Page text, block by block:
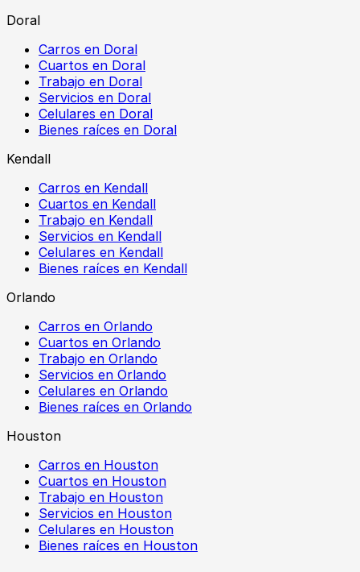
Doral
Carros en Doral
Cuartos en Doral
Trabajo en Doral
Servicios en Doral
Celulares en Doral
Bienes raíces en Doral
Kendall
Carros en Kendall
Cuartos en Kendall
Trabajo en Kendall
Servicios en Kendall
Celulares en Kendall
Bienes raíces en Kendall
Orlando
Carros en Orlando
Cuartos en Orlando
Trabajo en Orlando
Servicios en Orlando
Celulares en Orlando
Bienes raíces en Orlando
Houston
Carros en Houston
Cuartos en Houston
Trabajo en Houston
Servicios en Houston
Celulares en Houston
Bienes raíces en Houston